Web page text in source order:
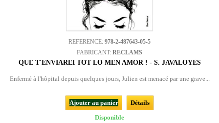
REFERENCE: 978-2-487643-05-5
FABRICANT: RECLAMS
QUE T'ENVIAREI TOT LO MEN AMOR ! - S. JAVALOYÈS
Enfermé à l'hôpital depuis quelques jours, Julien est menacé par une grave...
Ajouter au panier
Détails
Disponible